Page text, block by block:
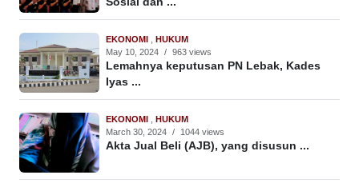
EKONOMI
HUKUM
May 10, 2024 / 963 views
Lemahnya keputusan PN Lebak, Kades
Iyas ...
EKONOMI
HUKUM
March 30, 2024 / 1044 views
Akta Jual Beli (AJB), yang disusun ...